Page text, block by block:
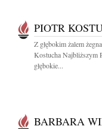
PIOTR
Z głębokim żalem
Kostucha Najbliższym
głębokie...
BARBARA